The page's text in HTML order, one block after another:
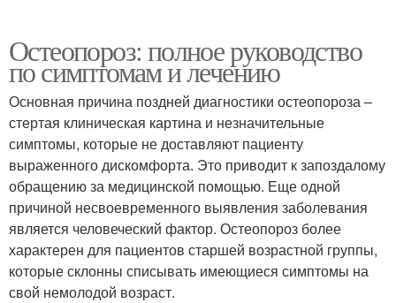
Остеопороз: полное руководство
по симптомам и лечению
Основная причина поздней диагностики остеопороза –
стертая клиническая картина и незначительные
симптомы, которые не доставляют пациенту
выраженного дискомфорта. Это приводит к запоздалому
обращению за медицинской помощью. Еще одной
причиной несвоевременного выявления заболевания
является человеческий фактор. Остеопороз более
характерен для пациентов старшей возрастной группы,
которые склонны списывать имеющиеся симптомы на
свой немолодой возраст.